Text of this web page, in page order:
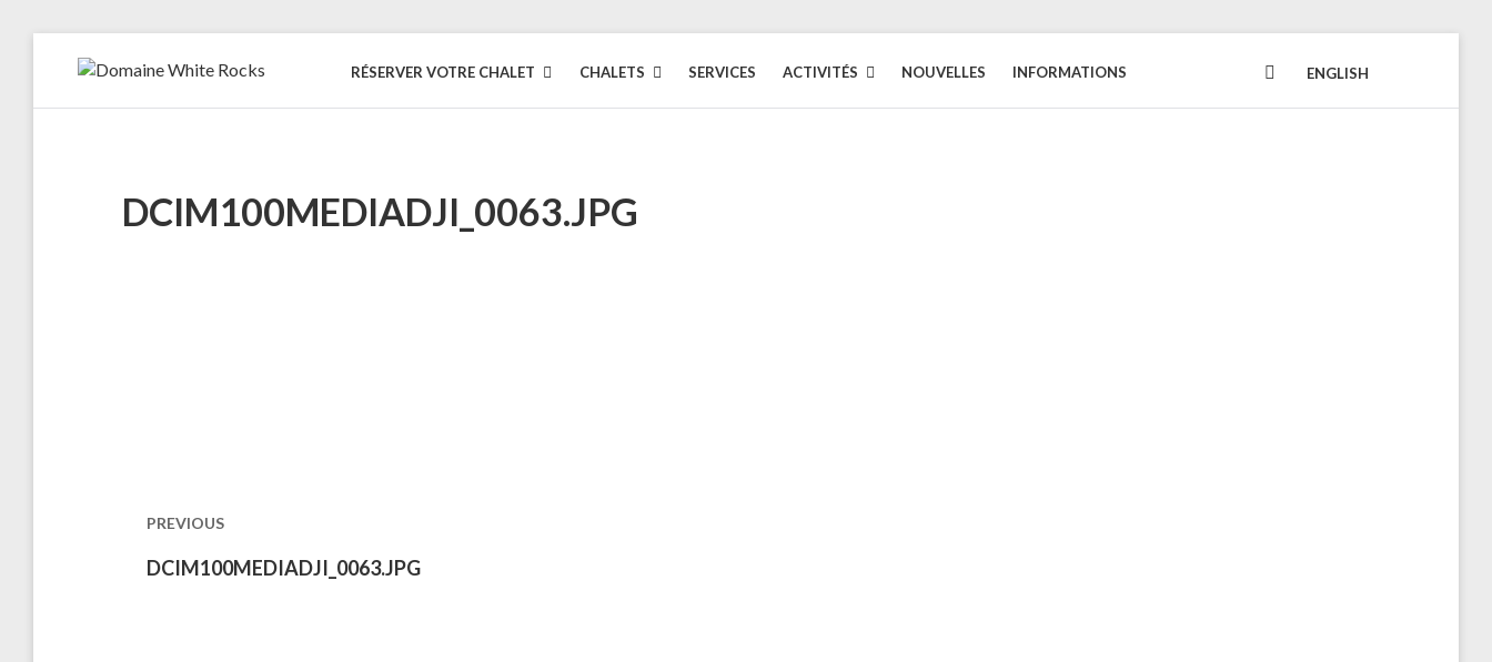
DOMAINE
WHITE
Location
RÉSERVER VOTRE CHALET CHALETS SERVICES ACTIVITÉS NOUVELLES INFORMATIONS FACEBOOK
ENGLISH
DCIM100MEDIADJI_0063.JPG
les
publications
PREVIOUS
Previous
DCIM100MEDIADJI_0063.JPG